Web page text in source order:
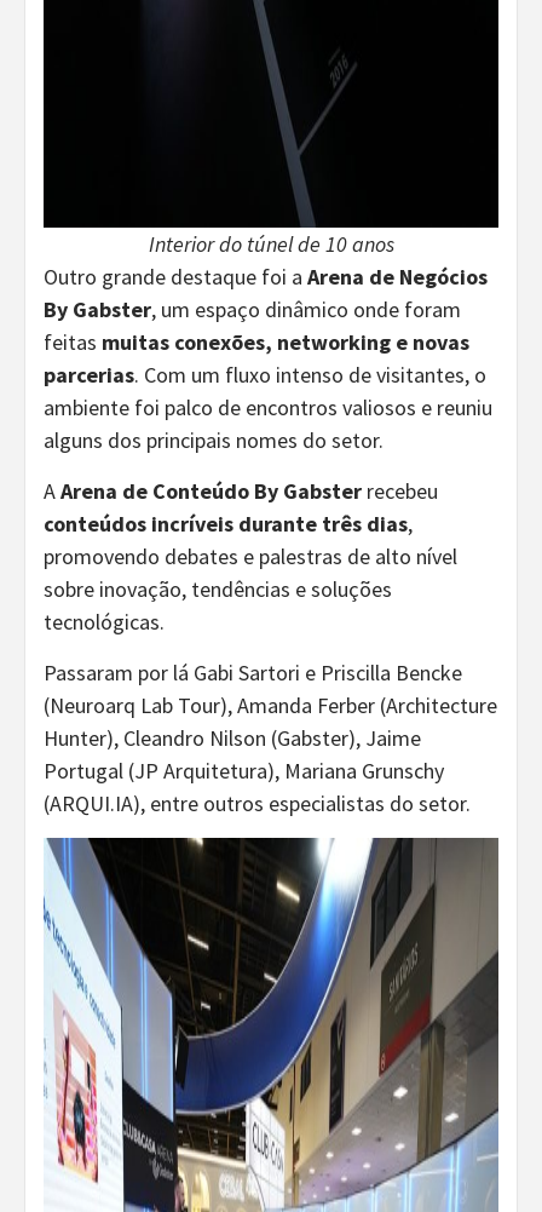
Interior do túnel de 10 anos
Outro grande destaque foi a Arena de Negócios
By Gabster, um espaço dinâmico onde foram
feitas muitas conexões, networking e novas
parcerias. Com um fluxo intenso de visitantes, o
ambiente foi palco de encontros valiosos e reuniu
alguns dos principais nomes do setor.
AArena de Conteúdo By Gabster recebeu
conteúdos incríveis durante três dias,
promovendo debates e palestras de alto nível
sobre inovação, tendências e soluções
tecnológicas.
Passaram por lá Gabi Sartori e Priscilla Bencke
(Neuroarq Lab Tour), Amanda Ferber (Architecture
Hunter), Cleandro Nilson (Gabster), Jaime
Portugal (JP Arquitetura), Mariana Grunschy
(ARQUI.IA), entre outros especialistas do setor.